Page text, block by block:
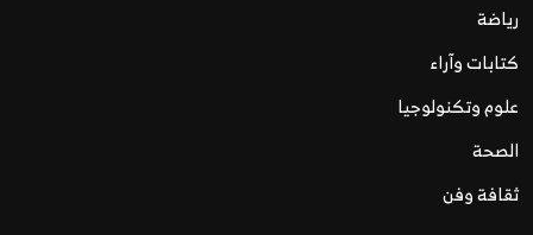
رياضة
كتابات وآراء
علوم وتكنولوجيا
الصحة
ثقافة وفن